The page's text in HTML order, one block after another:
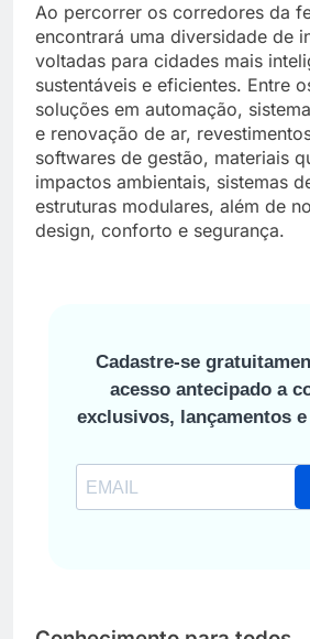
Ao percorrer os corredores da
encontrará uma diversidade de
voltadas para cidades mais
sustentáveis e eficientes. Entre
soluções em automação,
e renovação de ar,
softwares de gestão, materiais
impactos ambientais, sistemas
estruturas modulares, além de
design, conforto e segurança.
Cadastre-se
acesso antecipado a
exclusivos, lançamentos